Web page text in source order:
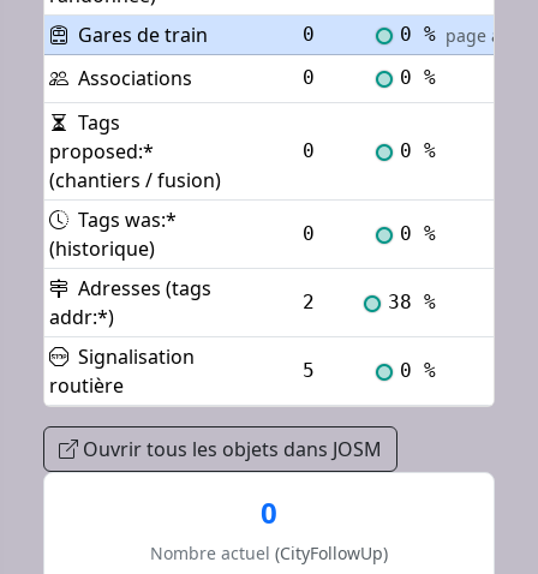
Gares de train
0 0 % page
Associations 0 0 %
Tags
proposed:*
(chantiers / fusion)
0 0 %
Tags was:*
(historique)
0 0 %
Adresses (tags
addr:*)
2 38 %
Signalisation
routière
5 0 %
Ouvrir tous les objets dans JOSM
0
Nombre actuel (CityFollowUp)